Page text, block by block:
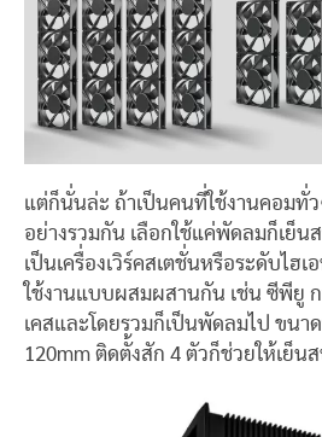
แต่ก็นั่นล่ะ ถ้าเป็นคนที่ใช้งานคอมทั่
อย่างรวมกัน เลือกใช้แค่พัดลมก็เย็
เป็นเครื่องเวิร์คสเตชั่นหรือระดับไฮเ
ใช้งานแบบผสมผสานกัน เช่น ซีพียู
เคสและโดยรวมก็เป็นพัดลมไป ขนา
120mm ติดตั้งสัก 4 ตัวก็ช่วยให้เย็น